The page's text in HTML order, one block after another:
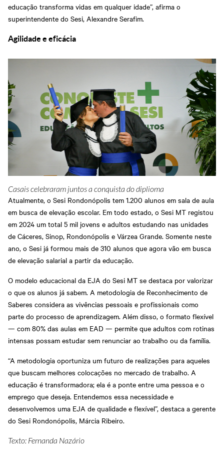
educação transforma vidas em qualquer idade”, afirma o
superintendente do Sesi, Alexandre Serafim.
Agilidade e eficácia
Casais celebraram juntos a conquista do diplioma
Atualmente, o Sesi Rondonópolis tem 1.200 alunos em sala de aula
em busca de elevação escolar. Em todo estado, o Sesi MT registou
em 2024 um total 5 mil jovens e adultos estudando nas unidades
de Cáceres, Sinop, Rondonópolis e Várzea Grande. Somente neste
ano, o Sesi já formou mais de 310 alunos que agora vão em busca
de elevação salarial a partir da educação.
O modelo educacional da EJA do Sesi MT se destaca por valorizar
o que os alunos já sabem. A metodologia de Reconhecimento de
Saberes considera as vivências pessoais e profissionais como
parte do processo de aprendizagem. Além disso, o formato flexível
— com 80% das aulas em EAD — permite que adultos com rotinas
intensas possam estudar sem renunciar ao trabalho ou da família.
“A metodologia oportuniza um futuro de realizações para aqueles
que buscam melhores colocações no mercado de trabalho. A
educação é transformadora; ela é a ponte entre uma pessoa e o
emprego que deseja. Entendemos essa necessidade e
desenvolvemos uma EJA de qualidade e flexível”, destaca a gerente
do Sesi Rondonópolis, Márcia Ribeiro.
Texto: Fernanda Nazário